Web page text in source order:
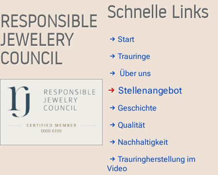
RESPONSIBLE
JEWELERY
COUNCIL
Schnelle Links
Start
Trauringe
Über uns
Stellenangebot
Geschichte
Qualität
Nachhaltigkeit
Trauringherstellung im
Video